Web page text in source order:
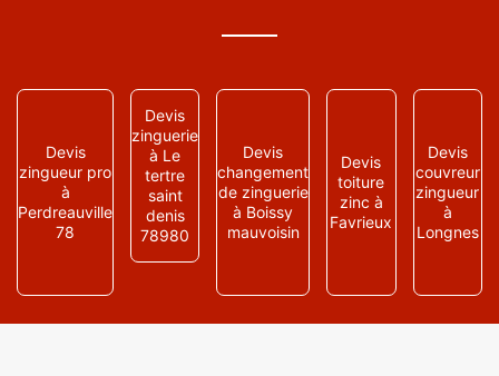
Devis
zingueur pro
à
Perdreauville
78
Devis
zinguerie
à Le
tertre
saint
denis
78980
Devis
changement
de zinguerie
à Boissy
mauvoisin
Devis
toiture
zinc à
Favrieux
Devis
couvreur
zingueur
à
Longnes